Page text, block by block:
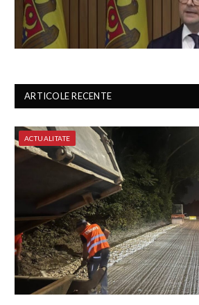
ARTICOLE RECENTE
ACTUALITATE